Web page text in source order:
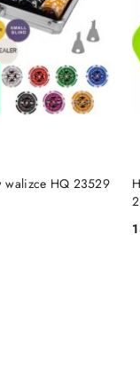
walizce HQ 23529